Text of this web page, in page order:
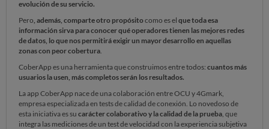
evolución de su servicio.
Pero, además, comparte otro propósitocomo es el que toda esa
información sirva para conocer qué operadores tienen las mejores redes
de datos, lo que nos permitirá exigir un mayor desarrollo en aquellas
zonas con peor cobertura.
CoberApp es una herramienta que construimos entre todos: cuantos más
usuarios la usen, más completos serán los resultados.
La app CoberApp nace de una colaboración entre OCU y 4Gmark,
empresa especializada en tests de calidad de conexión. Lo novedoso de
esta iniciativa es su carácter colaborativo y la calidad de la prueba, que
integra las mediciones de un test de velocidad con la experiencia subjetiva